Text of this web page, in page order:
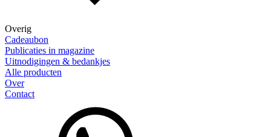
Overig
Cadeaubon
Publicaties in magazine
Uitnodigingen & bedankjes
Alle producten
Over
Contact